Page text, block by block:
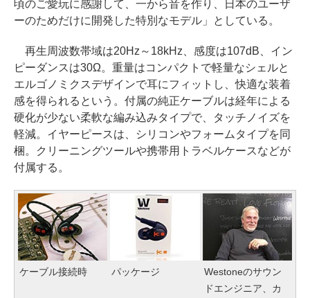
頃のご愛玩に感謝して、一から音を作り、日本のユーザ
ーのためだけに開発した特別なモデル」としている。
再生周波数帯域は20Hz～18kHz、感度は107dB、イン
ピーダンスは30Ω。重量はコンパクトで軽量なシェルと
エルゴノミクスデザインで耳にフィットし、快適な装着
感を得られるという。付属の純正ケーブルは経年による
硬化が少ない柔軟な編み込みタイプで、タッチノイズを
軽減。イヤーピースは、シリコンやフォームタイプを同
梱。クリーニングツールや携帯用トラベルケースなどが
付属する。
ケーブル接続時 パッケージ
Westoneのサウン
ドエンジニア、カ